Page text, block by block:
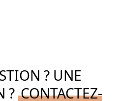
? UNE
? CONTACTEZ-